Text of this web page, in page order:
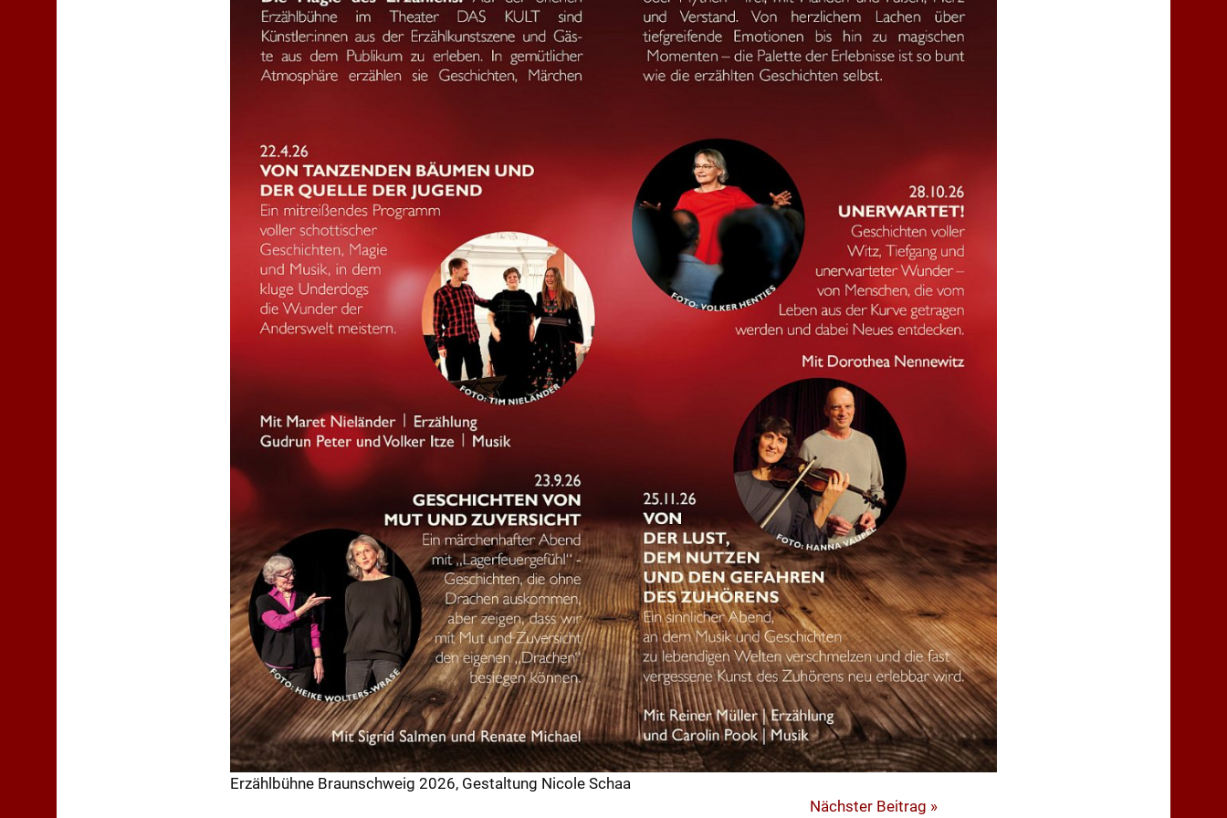
Erzählbühne Braunschweig 2026, Gestaltung Nicole Schaa
Nächster Beitrag